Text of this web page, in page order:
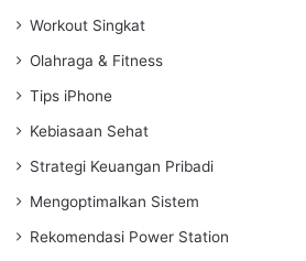
Workout Singkat
Olahraga & Fitness
Tips iPhone
Kebiasaan Sehat
Strategi Keuangan Pribadi
Mengoptimalkan Sistem
Rekomendasi Power Station